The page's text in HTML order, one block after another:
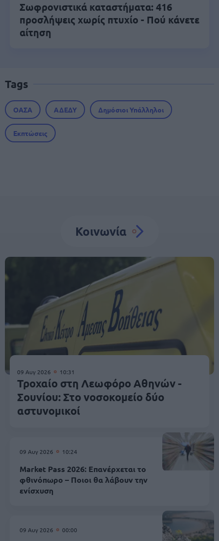
Σωφρονιστικά καταστήματα: 416
προσλήψεις χωρίς πτυχίο - Πού κάνετε
αίτηση
Tags
ΟΑΣΑ ΑΔΕΔΥ Δημόσιοι Υπάλληλοι
Εκπτώσεις
Κοινωνία
09 Αυγ 2026 10:31
Τροχαίο στη Λεωφόρο Αθηνών -
Σουνίου: Στο νοσοκομείο δύο
αστυνομικοί
09 Αυγ 2026 10:24
Market Pass 2026: Επανέρχεται το
φθινόπωρο – Ποιοι θα λάβουν την
ενίσχυση
09 Αυγ 2026 00:00